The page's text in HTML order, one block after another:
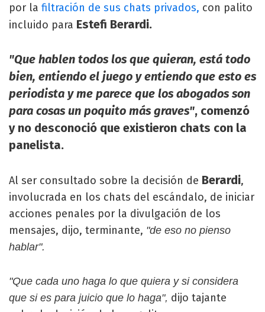
por la filtración de sus chats privados, con palito
incluido para Estefi Berardi.
"Que hablen todos los que quieran, está todo
bien, entiendo el juego y entiendo que esto es
periodista y me parece que los abogados son
para cosas un poquito más graves", comenzó
y no desconoció que existieron chats con la
panelista.
Al ser consultado sobre la decisión de Berardi,
involucrada en los chats del escándalo, de iniciar
acciones penales por la divulgación de los
mensajes, dijo, terminante, "de eso no pienso
hablar".
"Que cada uno haga lo que quiera y si considera
que si es para juicio que lo haga", dijo tajante